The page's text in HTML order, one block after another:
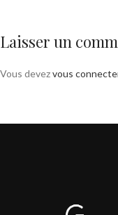
Laisser un
Vous devezvous